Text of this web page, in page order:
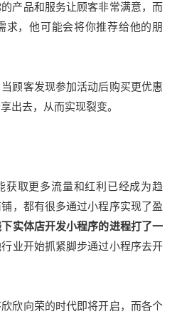
产品和服务让顾客非常满意，而
求，他可能会将你推荐给他的朋
顾客发现参加活动后购买更优惠
出去，从而实现裂变。
获取更多流量和红利已经成为趋
，都有很多通过小程序实现了盈
实体店开发小程序的进程打了一
业开始抓紧脚步通过小程序去开
欣向荣的时代即将开启，而各个